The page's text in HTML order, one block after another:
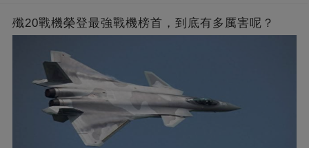
殲20戰機榮登最強戰機榜首，到底有多厲害呢？